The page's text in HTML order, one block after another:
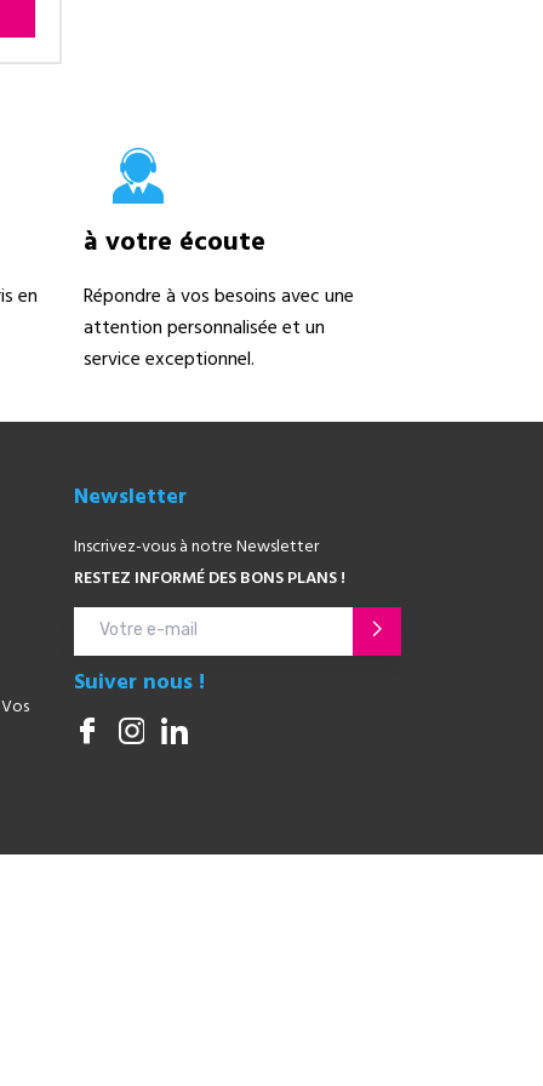
en
à votre écoute
Répondre à vos besoins avec une
attention personnalisée et un
service exceptionnel.
Newsletter
Inscrivez-vous à notre Newsletter
RESTEZ INFORMÉ DES BONS PLANS !
Suiver nous !